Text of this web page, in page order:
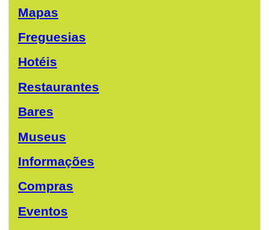
Mapas
Freguesias
Hotéis
Restaurantes
Bares
Museus
Informações
Compras
Eventos